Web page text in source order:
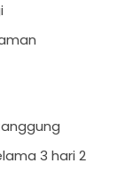
3 hari 2